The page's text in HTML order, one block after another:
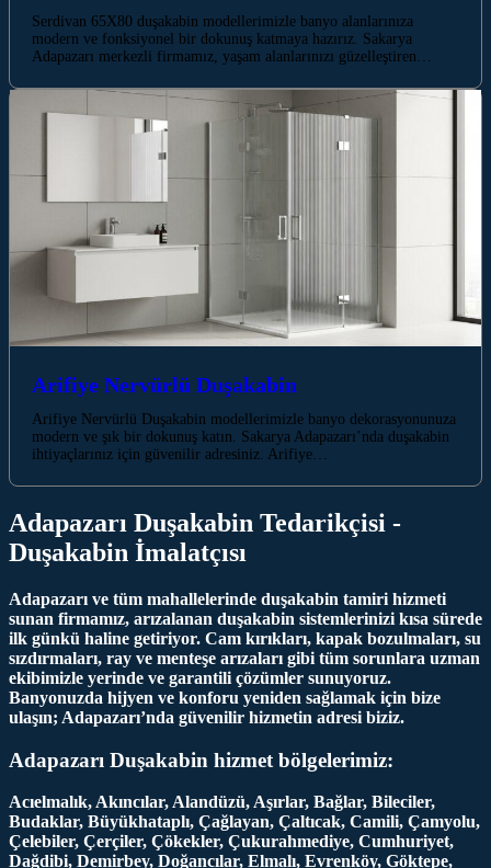
Serdivan 65X80 duşakabin modellerimizle banyo alanlarınıza
modern ve fonksiyonel bir dokunuş katmaya hazırız. Sakarya
Adapazarı merkezli firmamız, yaşam alanlarınızı güzelleştiren…
Arifiye Nervürlü Duşakabin
Arifiye Nervürlü Duşakabin modellerimizle banyo dekorasyonunuza
modern ve şık bir dokunuş katın. Sakarya Adapazarı’nda duşakabin
ihtiyaçlarınız için güvenilir adresiniz. Arifiye…
Adapazarı Duşakabin Tedarikçisi -
Duşakabin İmalatçısı
Adapazarı ve tüm mahallelerinde duşakabin tamiri hizmeti
sunan firmamız, arızalanan duşakabin sistemlerinizi kısa sürede
ilk günkü haline getiriyor. Cam kırıkları, kapak bozulmaları, su
sızdırmaları, ray ve menteşe arızaları gibi tüm sorunlara uzman
ekibimizle yerinde ve garantili çözümler sunuyoruz.
Banyonuzda hijyen ve konforu yeniden sağlamak için bize
ulaşın; Adapazarı’nda güvenilir hizmetin adresi biziz.
Adapazarı Duşakabin hizmet bölgelerimiz:
Acıelmalık, Akıncılar, Alandüzü, Aşırlar, Bağlar, Bileciler,
Budaklar, Büyükhataplı, Çağlayan, Çaltıcak, Camili, Çamyolu,
Çelebiler, Çerçiler, Çökekler, Çukurahmediye, Cumhuriyet,
Dağdibi, Demirbey, Doğancılar, Elmalı, Evrenköy, Göktepe,